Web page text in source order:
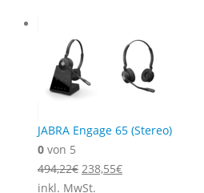
JABRA Engage 65 (Stereo)
0 von 5
494,22€ Ursprünglicher
Preis
238,55€Aktueller
inkl. MwSt.